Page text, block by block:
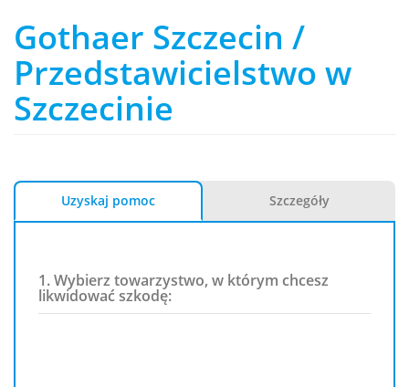
Gothaer Szczecin /
Przedstawicielstwo w
Szczecinie
Uzyskaj pomoc Szczegóły
1. Wybierz towarzystwo, w którym chcesz
likwidować szkodę: